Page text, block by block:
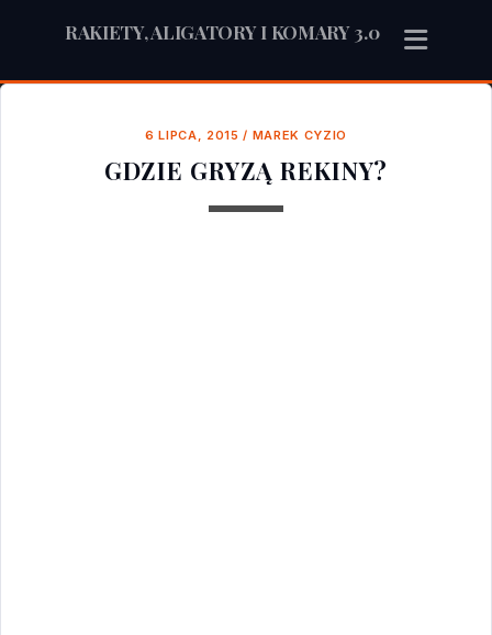
RAKIETY, ALIGATORY I KOMARY 3.0
6 LIPCA, 2015 / MAREK CYZIO
GDZIE GRYZĄ REKINY?